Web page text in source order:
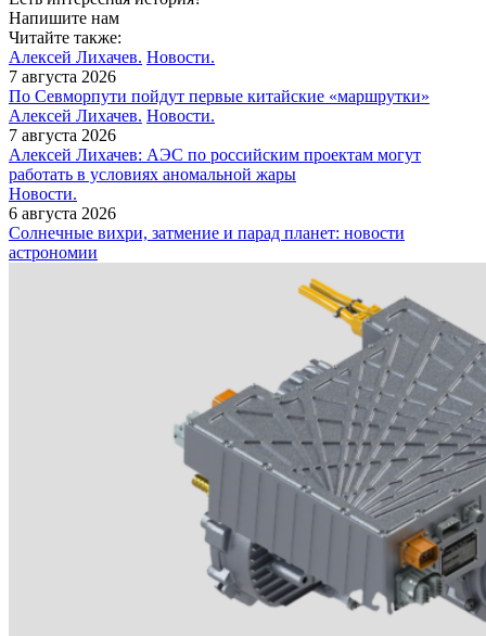
Напишите нам
Читайте также:
Алексей Лихачев. Новости.
7 августа 2026
По Севморпути пойдут первые китайские «маршрутки»
Алексей Лихачев. Новости.
7 августа 2026
Алексей Лихачев: АЭС по российским проектам могут
работать в условиях аномальной жары
Новости.
6 августа 2026
Солнечные вихри, затмение и парад планет: новости
астрономии